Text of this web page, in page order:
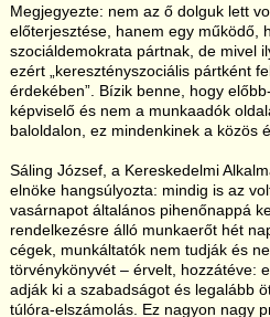
Megjegyezte: nem az ő dolguk lett
előterjesztése, hanem egy működő,
szociáldemokrata pártnak, de mivel
ezért „keresztényszociális pártként
érdekében”. Bízik benne, hogy
képviselő és nem a munkaadók
baloldalon, ez mindenkinek a közös
Sáling József, a Kereskedelmi
elnöke hangsúlyozta: mindig is az
vasárnapot általános pihenőnappá
rendelkezésre álló munkaerőt hét
cégek, munkáltatók nem tudják és
törvénykönyvét – érvelt, hozzátéve:
adják ki a szabadságot és legalább
túlóra-elszámolás. Ez nagyon nagy